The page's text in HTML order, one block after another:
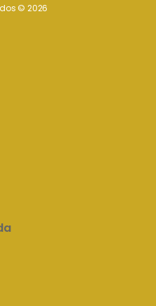
© 2026